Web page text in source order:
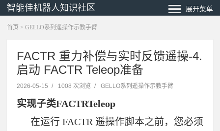
智能佳机器人知识社区 展开菜单
首页 > GELLO系列遥操作示教手臂
FACTR 重力补偿与实时反馈遥操-4.
启动 FACTR Teleop准备
2026-05-15 / 1008 次浏览 / GELLO系列遥操作示教手臂
实现子类FACTRTeleop
在运行 FACTR 遥操作脚本之前，您必须